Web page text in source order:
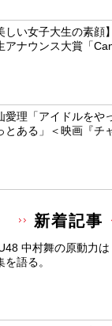
しい女子大生の素顔
アナウンス大賞「
愛理「アイドルをや
とある」＜映画『チ
新着記事
中村舞の原動力
を語る。